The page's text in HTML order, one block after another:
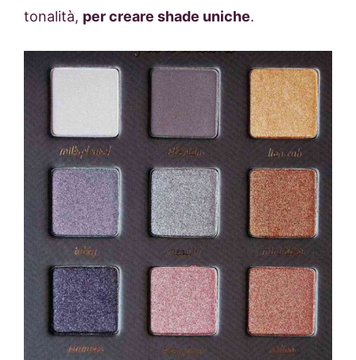
tonalità, per creare shade uniche.